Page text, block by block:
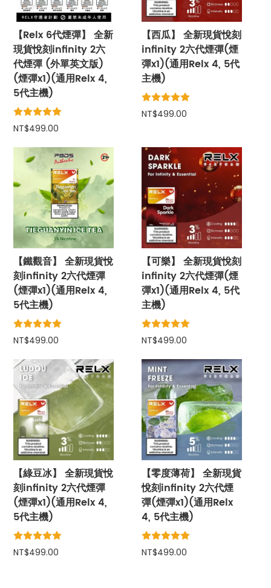
【Relx 6代煙彈】 全新
現貨悅刻infinity 2六
代煙彈 (外單英文版)
(煙彈x1)(通用Relx 4,
5代主機)
NT$499.00
【西瓜】 全新現貨悅刻
infinity 2六代煙彈(煙
彈x1)(通用Relx 4, 5代
主機)
NT$499.00
【鐵觀音】 全新現貨悅
刻infinity 2六代煙彈
(煙彈x1)(通用Relx 4,
5代主機)
NT$499.00
【可樂】 全新現貨悅刻
infinity 2六代煙彈(煙
彈x1)(通用Relx 4, 5代
主機)
NT$499.00
【綠豆冰】 全新現貨悅
刻infinity 2六代煙彈
(煙彈x1)(通用Relx 4,
5代主機)
NT$499.00
【零度薄荷】 全新現貨
悅刻infinity 2六代煙
彈(煙彈x1)(通用Relx
4, 5代主機)
NT$499.00